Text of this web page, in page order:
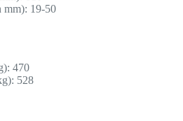
mm): 19-50
470
528